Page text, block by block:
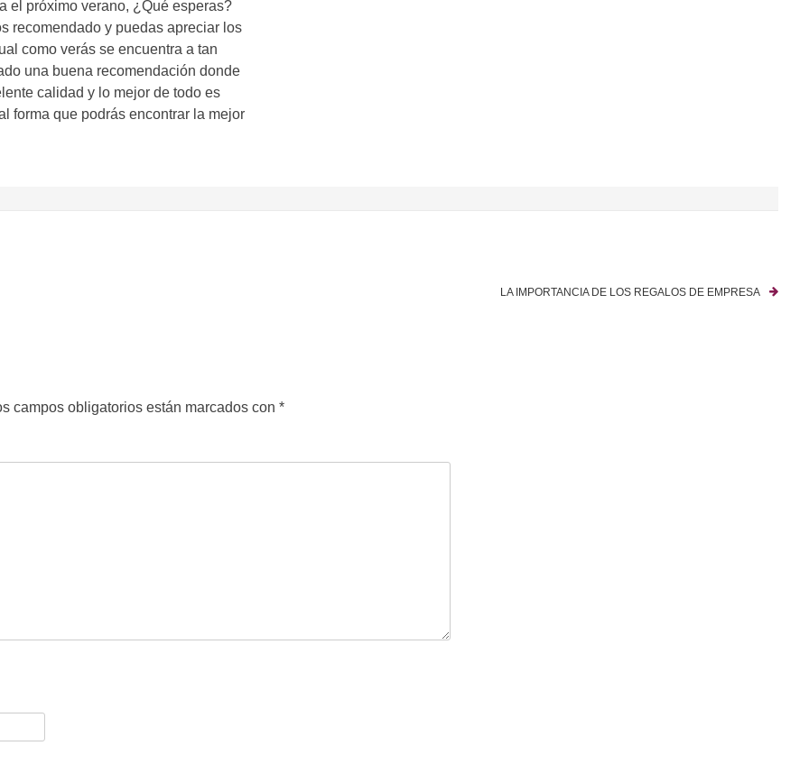
el próximo verano, ¿Qué esperas?
recomendado y puedas apreciar los
como verás se encuentra a tan
una buena recomendación donde
calidad y lo mejor de todo es
forma que podrás encontrar la mejor
LA IMPORTANCIA DE LOS REGALOS DE EMPRESA
campos obligatorios están marcados con *